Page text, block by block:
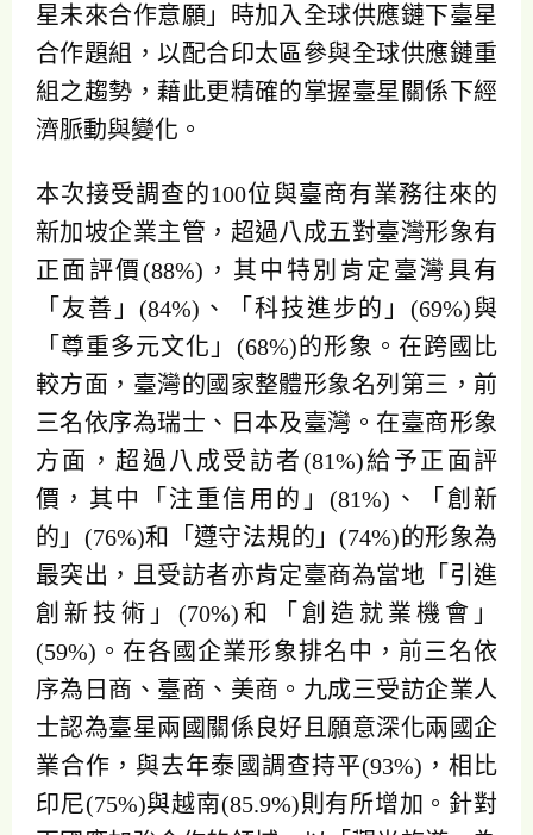
星未來合作意願」時加入全球供應鏈下臺星
合作題組，以配合印太區參與全球供應鏈重
組之趨勢，藉此更精確的掌握臺星關係下經
濟脈動與變化。
本次接受調查的100位與臺商有業務往來的
新加坡企業主管，超過八成五對臺灣形象有
正面評價(88%)，其中特別肯定臺灣具有
「友善」(84%)、「科技進步的」(69%)與
「尊重多元文化」(68%)的形象。在跨國比
較方面，臺灣的國家整體形象名列第三，前
三名依序為瑞士、日本及臺灣。在臺商形象
方面，超過八成受訪者(81%)給予正面評
價，其中「注重信用的」(81%)、「創新
的」(76%)和「遵守法規的」(74%)的形象為
最突出，且受訪者亦肯定臺商為當地「引進
創新技術」(70%)和「創造就業機會」
(59%)。在各國企業形象排名中，前三名依
序為日商、臺商、美商。九成三受訪企業人
士認為臺星兩國關係良好且願意深化兩國企
業合作，與去年泰國調查持平(93%)，相比
印尼(75%)與越南(85.9%)則有所增加。針對